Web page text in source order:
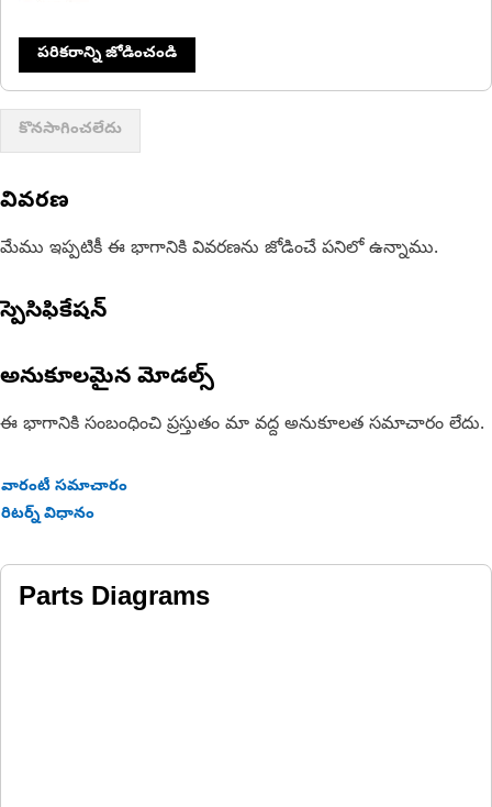
పరికరాన్ని జోడించండి
కొనసాగించలేదు
వివరణ
మేము ఇప్పటికీ ఈ భాగానికి వివరణను జోడించే పనిలో ఉన్నాము.
స్పెసిఫికేషన్
అనుకూలమైన మోడల్స్
ఈ భాగానికి సంబంధించి ప్రస్తుతం మా వద్ద అనుకూలత సమాచారం లేదు.
వారంటీ సమాచారం
రిటర్న్ విధానం
Parts Diagrams